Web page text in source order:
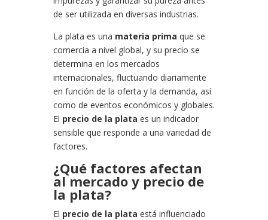
de ser utilizada en diversas industrias.
La plata es una materia prima que se
comercia a nivel global, y su precio se
determina en los mercados
internacionales, fluctuando diariamente
en función de la oferta y la demanda, así
como de eventos económicos y globales.
El precio de la plata es un indicador
sensible que responde a una variedad de
factores.
¿Qué factores afectan
al mercado y precio de
la plata?
El precio de la plata está influenciado